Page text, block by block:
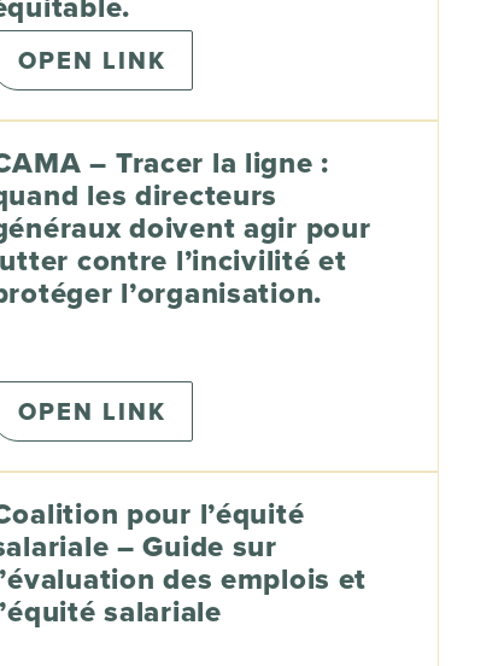
OPEN LINK
– Tracer la ligne :
les directeurs
doivent agir pour
contre l’incivilité et
l’organisation.
OPEN LINK
pour l’équité
– Guide sur
des emplois et
salariale